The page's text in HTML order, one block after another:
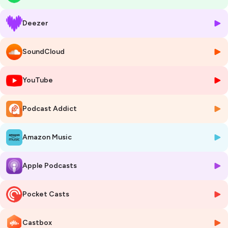
répandue notamment en lycée professionnel, il peut avoir des
conséquences sur les parcours scolaires et ne doit pas être ignorée
des communautés éducatives ni des décideurs politiques.
Christian CAMPO, secrétaire de rédaction au Céreq, nous partage en
quelques minutes les principaux résultats de cette analyse et ce qu'il
faut en retenir.
📘 La publication complète est à retrouver sur
https://www.cereq.fr/le-travail-invisible-des-lyceennes-ces-eleves-
Hébergé par Ausha. Visitez
pour plus d'informations.
Deezer
SoundCloud
YouTube
Podcast Addict
Amazon Music
Apple Podcasts
Pocket Casts
Castbox